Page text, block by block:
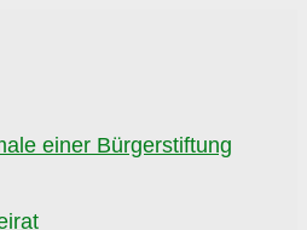
einer Bürgerstiftung